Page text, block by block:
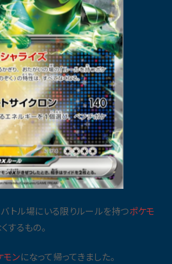
トル場にいる限りルールを持つポケモ
するもの。
モンになって帰ってきました。